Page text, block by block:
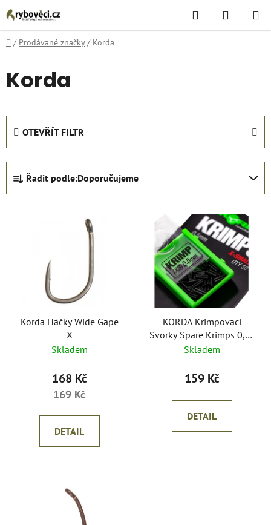
Přejít
na
obsah
Hledat
KOŠÍK
Domů
/ Prodávané značky / Korda
Korda
OTEVŘÍT FILTR
Ř
a
z
Řadit podle:Doporučujeme
Korda Háčky Wide Gape
X
Skladem
168 Kč
169 Kč
DETAIL
KORDA Krimpovací
Svorky Spare Krimps 0,5-
0,7mm
Skladem
159 Kč
DETAIL